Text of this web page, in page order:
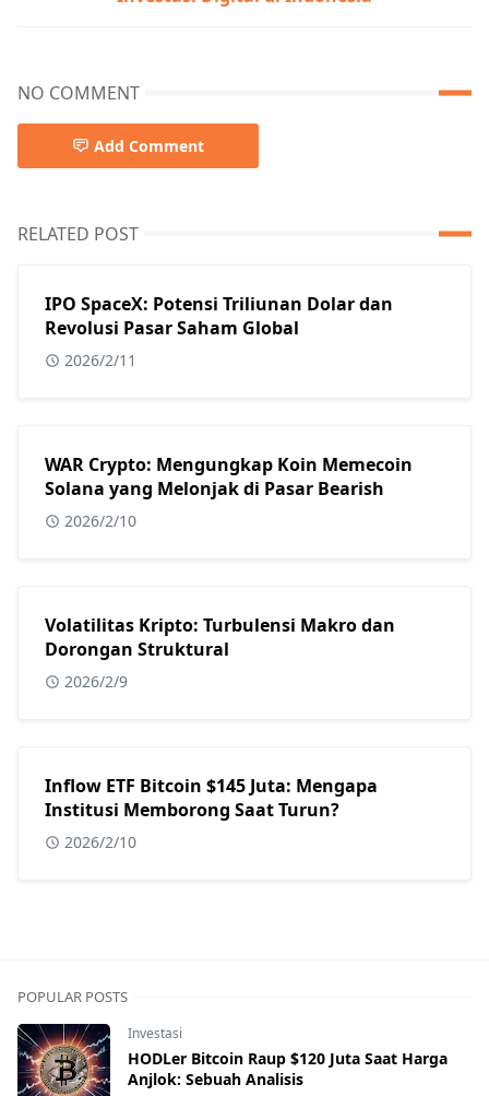
NO COMMENT
Add Comment
RELATED POST
IPO SpaceX: Potensi Triliunan Dolar dan
Revolusi Pasar Saham Global
2026/2/11
WAR Crypto: Mengungkap Koin Memecoin
Solana yang Melonjak di Pasar Bearish
2026/2/10
Volatilitas Kripto: Turbulensi Makro dan
Dorongan Struktural
2026/2/9
Inflow ETF Bitcoin $145 Juta: Mengapa
Institusi Memborong Saat Turun?
2026/2/10
POPULAR POSTS
Investasi
HODLer Bitcoin Raup $120 Juta Saat Harga
Anjlok: Sebuah Analisis